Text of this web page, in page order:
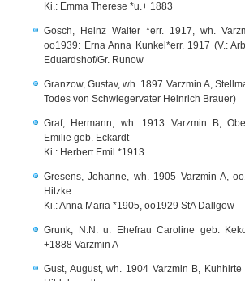
Ki.: Emma Therese *u.+ 1883
Gosch, Heinz Walter *err. 1917, wh.
oo1939: Erna Anna Kunkel*err. 1917 (V.:
Eduardshof/Gr. Runow
Granzow, Gustav, wh. 1897 Varzmin A,
Todes von Schwiegervater Heinrich Brauer)
Graf, Hermann, wh. 1913 Varzmin B,
Emilie geb. Eckardt
Ki.: Herbert Emil *1913
Gresens, Johanne, wh. 1905 Varzmin A,
Hitzke
Ki.: Anna Maria *1905, oo1929 StA Dallgow
Grunk, N.N. u. Ehefrau Caroline geb.
+1888 Varzmin A
Gust, August, wh. 1904 Varzmin B,